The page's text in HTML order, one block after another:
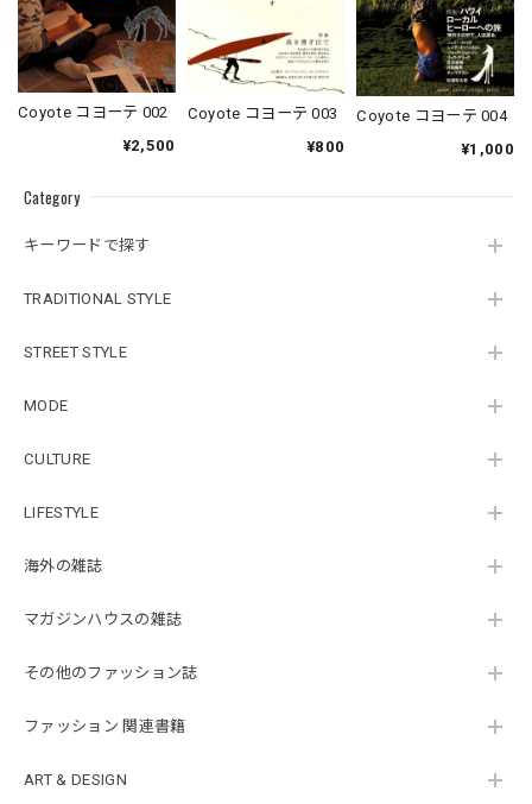
Category
キーワードで探す
TRADITIONAL STYLE
STREET STYLE
MODE
CULTURE
LIFESTYLE
海外の雑誌
マガジンハウスの雑誌
その他のファッション誌
ファッション 関連書籍
ART & DESIGN
Coyote コヨーテ 002
¥2,500
Coyote コヨーテ 003
¥800
Coyote コヨーテ 004
¥1,000